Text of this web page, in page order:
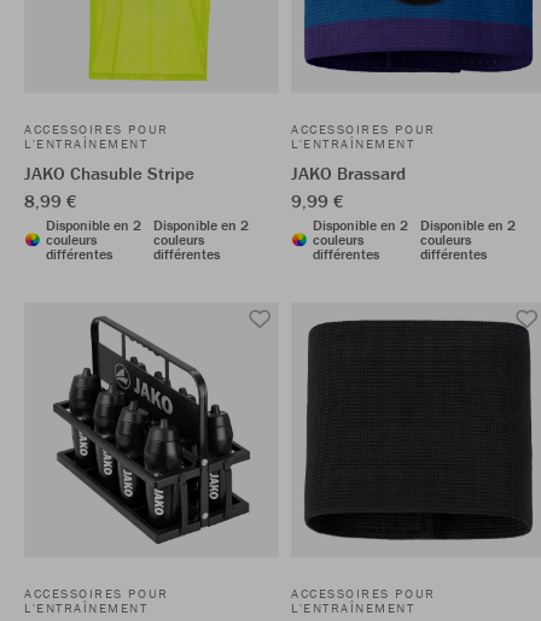
ACCESSOIRES POUR
L'ENTRAÎNEMENT
JAKO Chasuble Stripe
8,99 €
Disponible en 2
couleurs
différentes
Disponible en 2
couleurs
différentes
ACCESSOIRES POUR
L'ENTRAÎNEMENT
JAKO Brassard
9,99 €
Disponible en 2
couleurs
différentes
Disponible en 2
couleurs
différentes
ACCESSOIRES POUR
L'ENTRAÎNEMENT
ACCESSOIRES POUR
L'ENTRAÎNEMENT